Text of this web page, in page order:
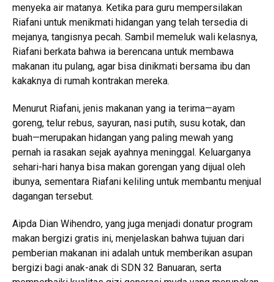
menyeka air matanya. Ketika para guru mempersilakan
Riafani untuk menikmati hidangan yang telah tersedia di
mejanya, tangisnya pecah. Sambil memeluk wali kelasnya,
Riafani berkata bahwa ia berencana untuk membawa
makanan itu pulang, agar bisa dinikmati bersama ibu dan
kakaknya di rumah kontrakan mereka.
Menurut Riafani, jenis makanan yang ia terima—ayam
goreng, telur rebus, sayuran, nasi putih, susu kotak, dan
buah—merupakan hidangan yang paling mewah yang
pernah ia rasakan sejak ayahnya meninggal. Keluarganya
sehari-hari hanya bisa makan gorengan yang dijual oleh
ibunya, sementara Riafani keliling untuk membantu menjual
dagangan tersebut.
Aipda Dian Wihendro, yang juga menjadi donatur program
makan bergizi gratis ini, menjelaskan bahwa tujuan dari
pemberian makanan ini adalah untuk memberikan asupan
bergizi bagi anak-anak di SDN 32 Banuaran, serta